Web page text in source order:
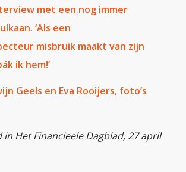
met een nog immer
‘Als een
misbruik maakt van zijn
ik hem!’
Geels en Eva Rooijers, foto’s
Het Financieele Dagblad, 27 april